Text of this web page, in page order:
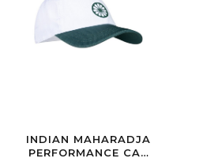
INDIAN MAHARADJA
PERFORMANCE CAP